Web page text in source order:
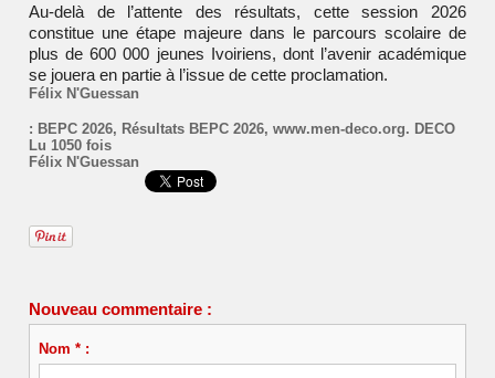
Au-delà de l’attente des résultats, cette session 2026
constitue une étape majeure dans le parcours scolaire de
plus de 600 000 jeunes Ivoiriens, dont l’avenir académique
se jouera en partie à l’issue de cette proclamation.
Félix N'Guessan
: BEPC 2026, Résultats BEPC 2026, www.men-deco.org. DECO
Lu 1050 fois
Félix N'Guessan
Nouveau commentaire :
Nom * :